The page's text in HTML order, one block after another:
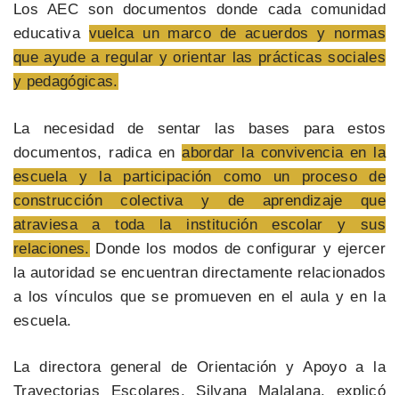
Los AEC son documentos donde cada comunidad
educativa vuelca un marco de acuerdos y normas
que ayude a regular y orientar las prácticas sociales
y pedagógicas.
La necesidad de sentar las bases para estos
documentos, radica enabordar la convivencia en la
escuela y la participación como un proceso de
construcción colectiva y de aprendizaje que
atraviesa a toda la institución escolar y sus
relaciones. Donde los modos de configurar y ejercer
la autoridad se encuentran directamente relacionados
a los vínculos que se promueven en el aula y en la
escuela.
La directora general de Orientación y Apoyo a la
Trayectorias Escolares, Silvana Malalana, explicó